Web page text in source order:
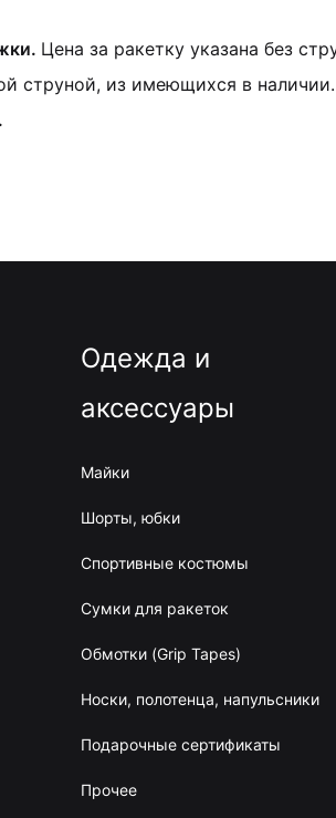
Цена за ракетку указана без
струной, из имеющихся в
.
Одежда и
аксессуары
Майки
Шорты, юбки
Спортивные костюмы
Сумки для ракеток
Обмотки (Grip Tapes)
Носки, полотенца, напульсники
Подарочные сертификаты
Прочее